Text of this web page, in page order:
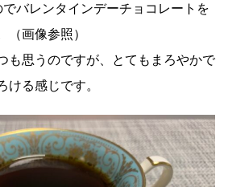
バレンタインデーチョコレートを
（画像参照）
も思うのですが、とてもまろやかで
ける感じです。